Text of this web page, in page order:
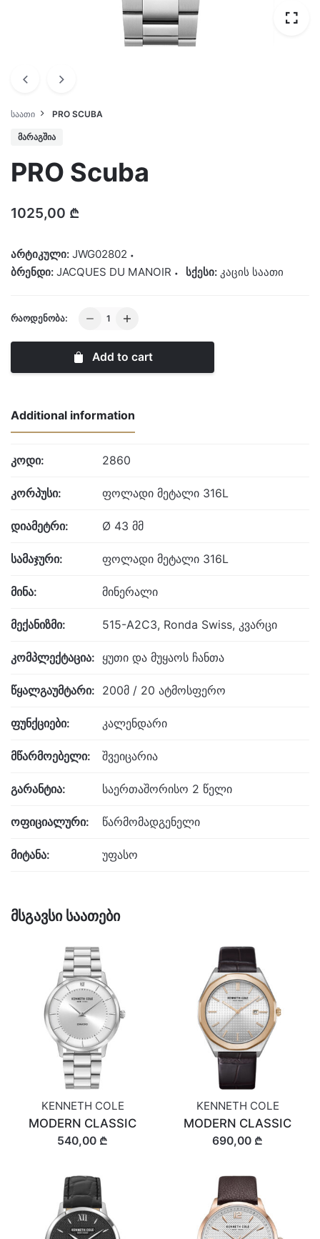
ᲡᲐᲐᲗᲘ PRO SCUBA
ᲛᲐᲠᲐᲒᲨᲘᲐ
PRO Scuba
1025,00 ₾
არტიკული: JWG02802
ბრენდი: JACQUES DU MANOIR სქესი: კაცის საათი
ᲠᲐᲝᲓᲔᲜᲝᲑᲐ:
PRO
quantity
Add to cart
Additional information
კოდი: 2860
კორპუსი: ფოლადი მეტალი 316L
დიამეტრი: Ø 43 მმ
სამაჯური: ფოლადი მეტალი 316L
მინა: მინერალი
მექანიზმი: 515-A2C3, Ronda Swiss, კვარცი
კომპლექტაცია: ყუთი და მუყაოს ჩანთა
წყალგაუმტარი: 200მ / 20 ატმოსფერო
ფუნქციები: კალენდარი
მწარმოებელი: შვეიცარია
გარანტია: საერთაშორისო 2 წელი
ოფიციალური: წარმომადგენელი
მიტანა: უფასო
მსგავსი საათები
KENNETH COLE
MODERN CLASSIC
540,00 ₾
KENNETH COLE
MODERN CLASSIC
690,00 ₾